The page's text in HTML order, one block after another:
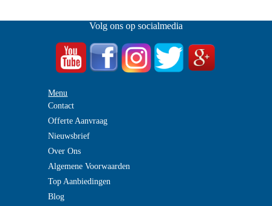
Volg ons op socialmedia
Menu
Contact
Offerte Aanvraag
Nieuwsbrief
Over Ons
Algemene Voorwaarden
Top Aanbiedingen
Blog